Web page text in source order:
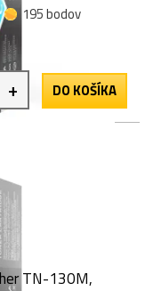
195 bodov
+ DO KOŠÍKA
TN-130M,